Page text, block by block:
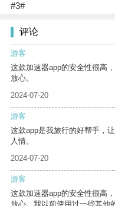
#3#
评论
游客
这款加速器app的安全性很高
放心。
2024-07-20
游客
这款app是我旅行的好帮手，
人情。
2024-07-20
游客
这款加速器app的安全性很高
放心。我以前使用过一些其他